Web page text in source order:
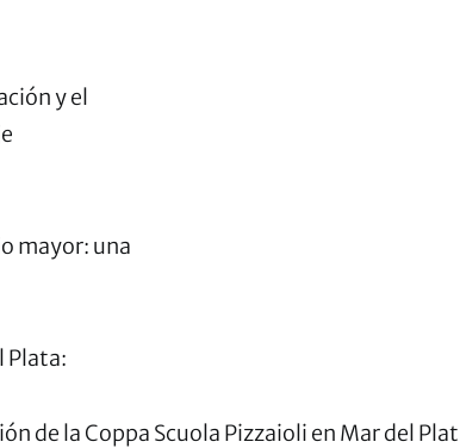
y el
mayor: una
Plata:
de la Coppa Scuola Pizzaioli en Mar del